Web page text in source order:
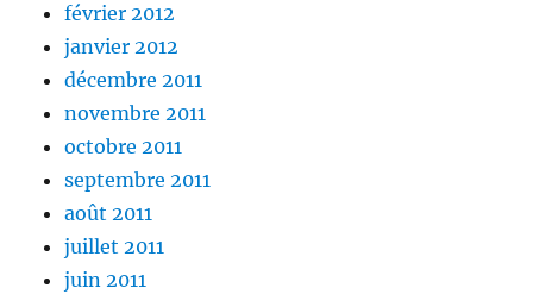
février 2012
janvier 2012
décembre 2011
novembre 2011
octobre 2011
septembre 2011
août 2011
juillet 2011
juin 2011